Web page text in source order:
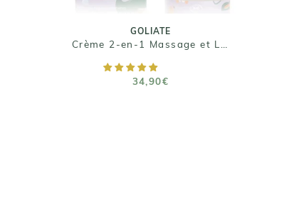
GOLIATE
34,90€
AJOUTER AU PANIER